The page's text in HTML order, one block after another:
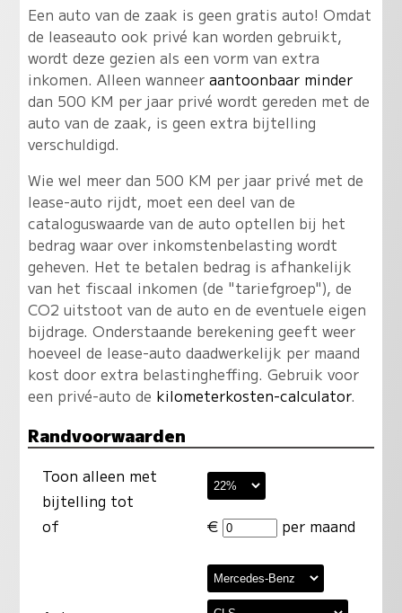
Een auto van de zaak is geen gratis auto! Omdat
de leaseauto ook privé kan worden gebruikt,
wordt deze gezien als een vorm van extra
inkomen. Alleen wanneer aantoonbaar minder
dan 500 KM per jaar privé wordt gereden met de
auto van de zaak, is geen extra bijtelling
verschuldigd.
Wie wel meer dan 500 KM per jaar privé met de
lease-auto rijdt, moet een deel van de
cataloguswaarde van de auto optellen bij het
bedrag waar over inkomstenbelasting wordt
geheven. Het te betalen bedrag is afhankelijk
van het fiscaal inkomen (de "tariefgroep"), de
CO2 uitstoot van de auto en de eventuele eigen
bijdrage. Onderstaande berekening geeft weer
hoeveel de lease-auto daadwerkelijk per maand
kost door extra belastingheffing. Gebruik voor
een privé-auto de kilometerkosten-calculator.
Randvoorwaarden
Toon alleen met
bijtelling tot
of
€ per maand